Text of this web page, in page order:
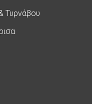
Τυρνάβου